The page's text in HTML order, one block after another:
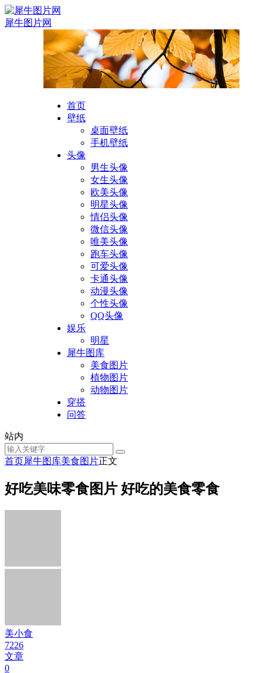
犀牛图片网
首页
壁纸
桌面壁纸
手机壁纸
头像
男生头像
女生头像
欧美头像
明星头像
情侣头像
微信头像
唯美头像
跑车头像
可爱头像
卡通头像
动漫头像
个性头像
QQ头像
娱乐
明星
犀牛图库
美食图片
植物图片
动物图片
穿搭
问答
站内
首页犀牛图库美食图片正文
好吃美味零食图片 好吃的美食零食
美小食
7226
文章
0